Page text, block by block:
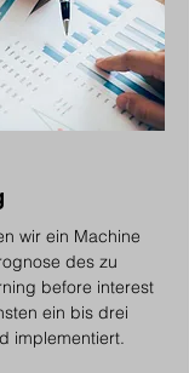
wir ein Machine
des zu
before interest
ein bis drei
implementiert.